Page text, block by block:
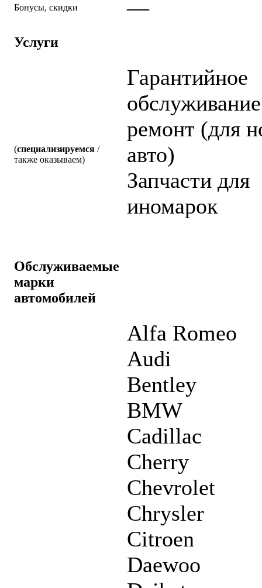
Бонусы, скидки —
Услуги
(специализируемся /
также оказываем)
Гарантийное
ремонт (для
авто)
Запчасти для
иномарок
Обслуживаемые
марки
автомобилей
Alfa Romeo
Audi
Bentley
BMW
Cadillac
Cherry
Chevrolet
Chrysler
Citroen
Daewoo